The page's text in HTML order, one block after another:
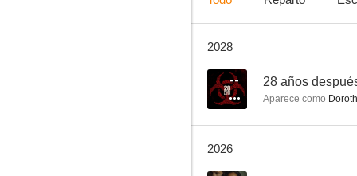
7.7
2028
-- 28 años
Aparece como
2026